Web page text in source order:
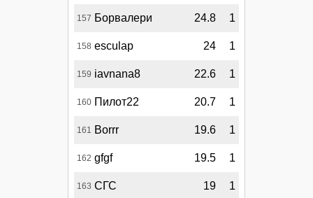
157 Борвалери 24.8 1
158 esculap 24 1
159 iavnana8 22.6 1
160 Пилот22 20.7 1
161 Borrr 19.6 1
162 gfgf 19.5 1
163 СГС 19 1